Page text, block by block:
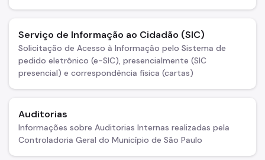
Serviço de Informação ao Cidadão (SIC)
Solicitação de Acesso à Informação pelo Sistema de
pedido eletrônico (e-SIC), presencialmente (SIC
presencial) e correspondência física (cartas)
Auditorias
Informações sobre Auditorias Internas realizadas pela
Controladoria Geral do Município de São Paulo